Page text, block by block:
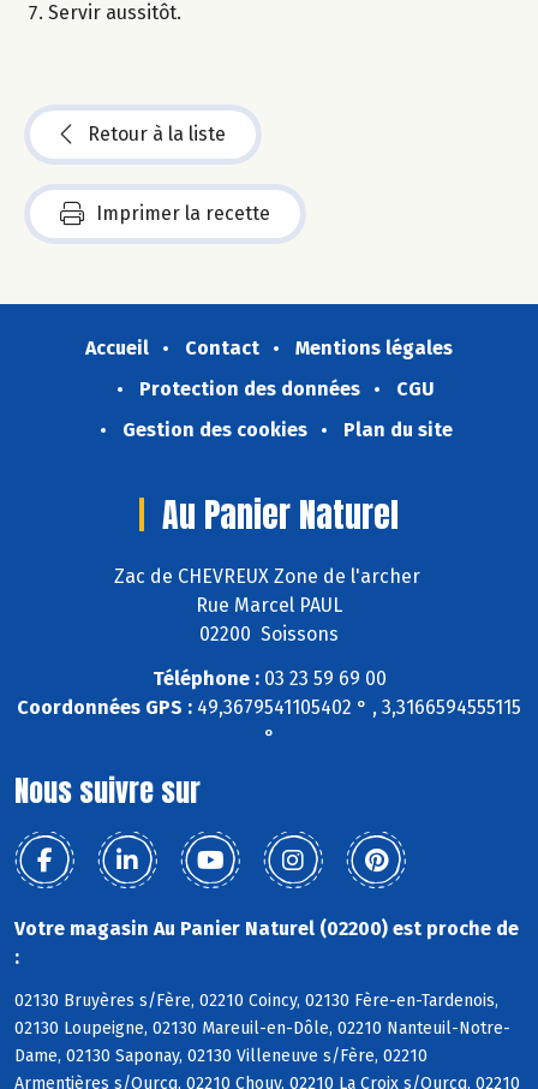
Servir aussitôt.
Retour à la liste
Imprimer la recette
Accueil Contact
Mentions légales
Protection des données
CGU
Gestion des cookies
Plan du site
Au Panier Naturel
Zac de CHEVREUX Zone de l'archer
Rue Marcel PAUL
02200 Soissons
Téléphone :03 23 59 69 00
Coordonnées GPS : 49,3679541105402 ° , 3,3166594555115
°
Nous suivre sur
Votre magasin Au Panier Naturel (02200) est proche de
:
02130 Bruyères s/Fère, 02210 Coincy, 02130 Fère-en-Tardenois,
02130 Loupeigne, 02130 Mareuil-en-Dôle, 02210 Nanteuil-Notre-
Dame, 02130 Saponay, 02130 Villeneuve s/Fère, 02210
Armentières s/Ourcq, 02210 Chouy, 02210 La Croix s/Ourcq, 02210